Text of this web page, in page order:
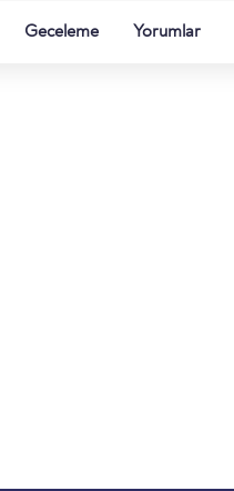
Geceleme Yorumlar